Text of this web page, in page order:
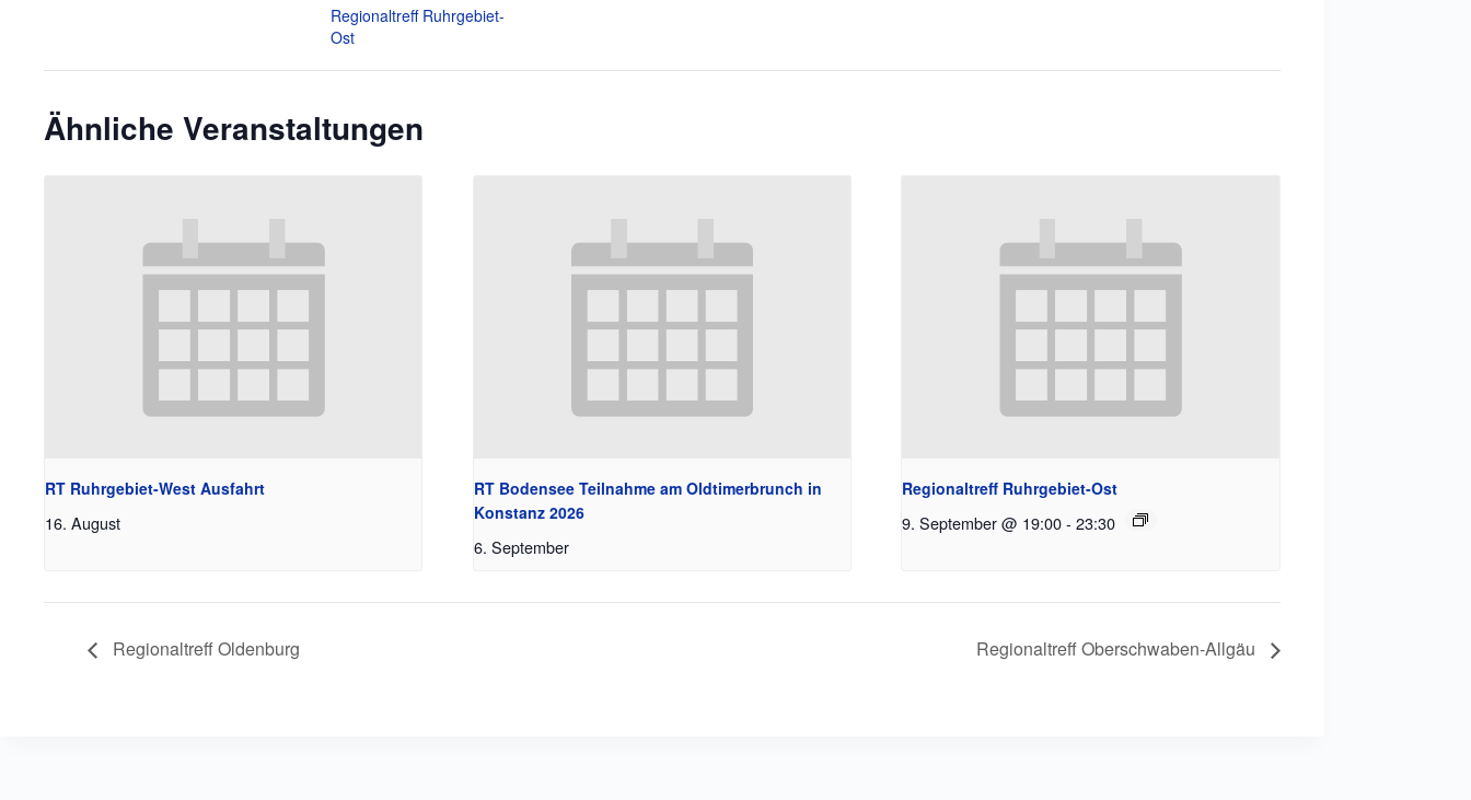
Regionaltreff Ruhrgebiet-
Ost
Ähnliche Veranstaltungen
RT Ruhrgebiet-West Ausfahrt
16. August
RT Bodensee Teilnahme am Oldtimerbrunch in
Konstanz 2026
6. September
Regionaltreff Ruhrgebiet-Ost
9. September @ 19:00- 23:30
Regionaltreff Oldenburg Regionaltreff Oberschwaben-Allgäu